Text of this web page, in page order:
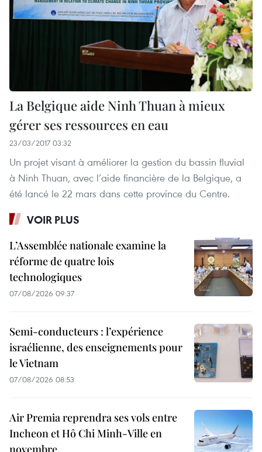
La Belgique aide Ninh Thuan à mieux
gérer ses ressources en eau
23/03/2017 03:32
Un projet visant à améliorer la gestion du bassin fluvial
à Ninh Thuan, avec l’aide financière de la Belgique, a
été lancé le 22 mars dans cette province du Centre.
VOIR PLUS
L’Assemblée nationale examine la
réforme de quatre lois
technologiques
07/08/2026 09:37
Semi-conducteurs : l’expérience
israélienne, des enseignements pour
le Vietnam
07/08/2026 08:53
Air Premia reprendra ses vols entre
Incheon et Hô Chi Minh-Ville en
novembre.